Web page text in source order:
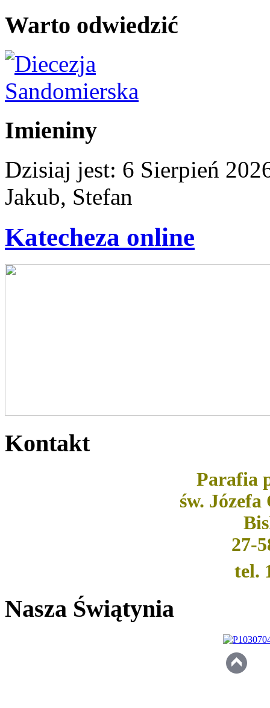
Warto odwiedzić
Imieniny
Dzisiaj jest: 6 Sierpień
Jakub, Stefan
Katecheza online
Kontakt
Parafia
św.
27-
tel.
Nasza Świątynia